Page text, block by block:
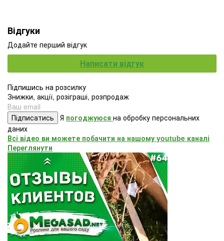
Відгуки
Додайте перший відгук
Написати відгук
Підпишись на розсилку
Знижки, акції, розіграші, розпродаж
Підписатись Я погоджуюся на обробку персональних
даних
Всі відео ви можете побачити на нашому youtube каналі
Переглянути